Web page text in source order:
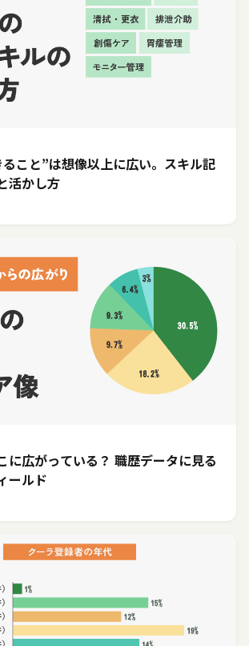
こと”は想像以上に広い。スキル記
活かし方
に広がっている？ 職歴データに見る
ールド